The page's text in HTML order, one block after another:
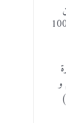
محاكمات عديدة ( تقرب من 100
و